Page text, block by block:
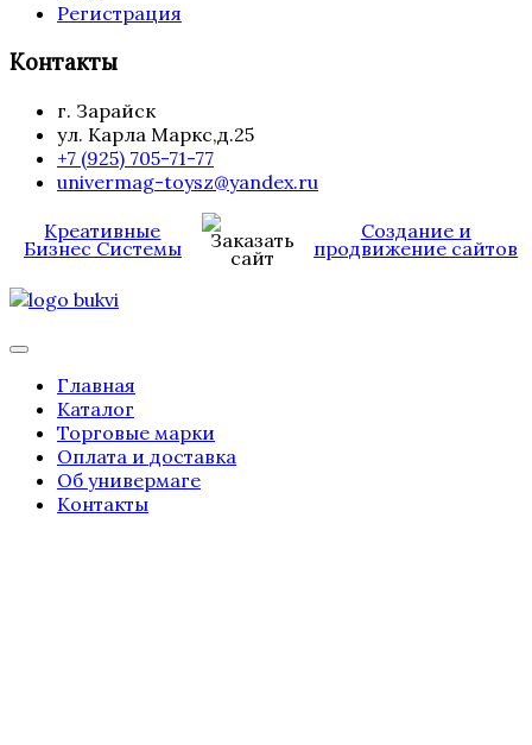
Регистрация
Контакты
г. Зарайск
ул. Карла Маркс,д.25
+7 (925) 705-71-77
univermag-toysz@yandex.ru
Креативные
Бизнес Системы
Создание и
продвижение сайтов
Главная
Каталог
Торговые марки
Оплата и доставка
Об универмаге
Контакты